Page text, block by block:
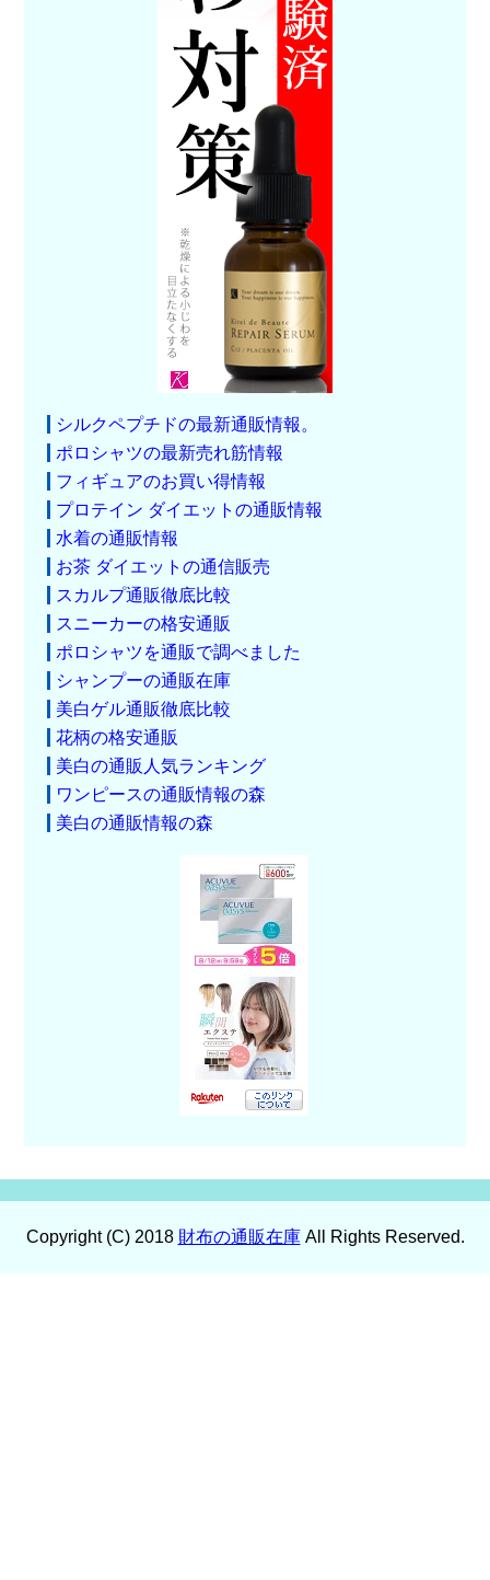
シルクペプチドの最新通販情報。
ポロシャツの最新売れ筋情報
フィギュアのお買い得情報
プロテイン ダイエットの通販情報
水着の通販情報
お茶 ダイエットの通信販売
スカルプ通販徹底比較
スニーカーの格安通販
ポロシャツを通販で調べました
シャンプーの通販在庫
美白ゲル通販徹底比較
花柄の格安通販
美白の通販人気ランキング
ワンピースの通販情報の森
美白の通販情報の森
Copyright (C) 2018 財布の通販在庫All Rights Reserved.